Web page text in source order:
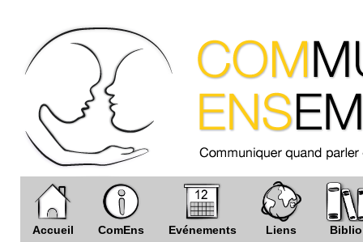
Accueil ComEns Evénements Liens Biblio